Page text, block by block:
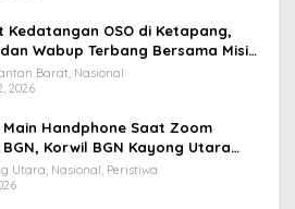
Kedatangan OSO di Ketapang,
Wabup Terbang Bersama Misi
MTQ XXXIV di Kayong Utara
Barat, Nasional
2026
Main Handphone Saat Zoom
Korwil BGN Kayong Utara
Dimutasi ke Papua
Utara, Nasional, Peristiwa